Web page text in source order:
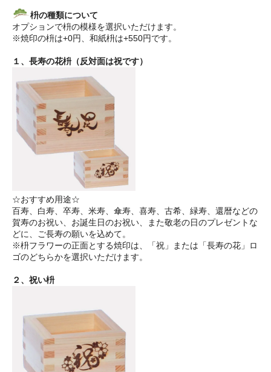
枡の種類について
オプションで枡の模様を選択いただけます。
※焼印の枡は+0円、和紙枡は+550円です。
１、長寿の花枡（反対面は祝です）
☆おすすめ用途☆
百寿、白寿、卒寿、米寿、傘寿、喜寿、古希、緑寿、還暦などの
賀寿のお祝い、お誕生日のお祝い、また敬老の日のプレゼントな
どに、ご長寿の願いを込めて。
※枡フラワーの正面とする焼印は、「祝」または「長寿の花」ロ
ゴのどちらかを選択いただけます。
２、祝い枡